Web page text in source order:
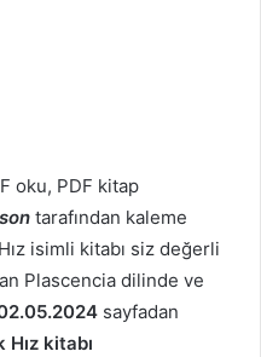
oku, PDF kitap
tarafından kaleme
isimli kitabı siz değerli
Plascencia dilinde ve
sayfadan
kitabı